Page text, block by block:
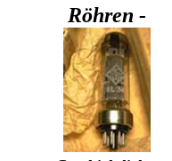
Röhren -